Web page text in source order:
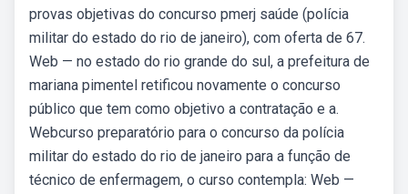
provas objetivas do concurso pmerj saúde (polícia
militar do estado do rio de janeiro), com oferta de 67.
Web — no estado do rio grande do sul, a prefeitura de
mariana pimentel retificou novamente o concurso
público que tem como objetivo a contratação e a.
Webcurso preparatório para o concurso da polícia
militar do estado do rio de janeiro para a função de
técnico de enfermagem, o curso contempla: Web —